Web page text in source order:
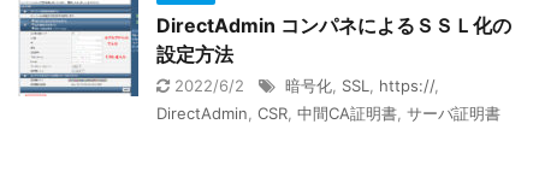
DirectAdmin コンパネによるＳＳＬ化の
設定方法
2022/6/2 暗号化 SSL https://,
DirectAdmin CSR 中間CA証明書 サーバ証明書